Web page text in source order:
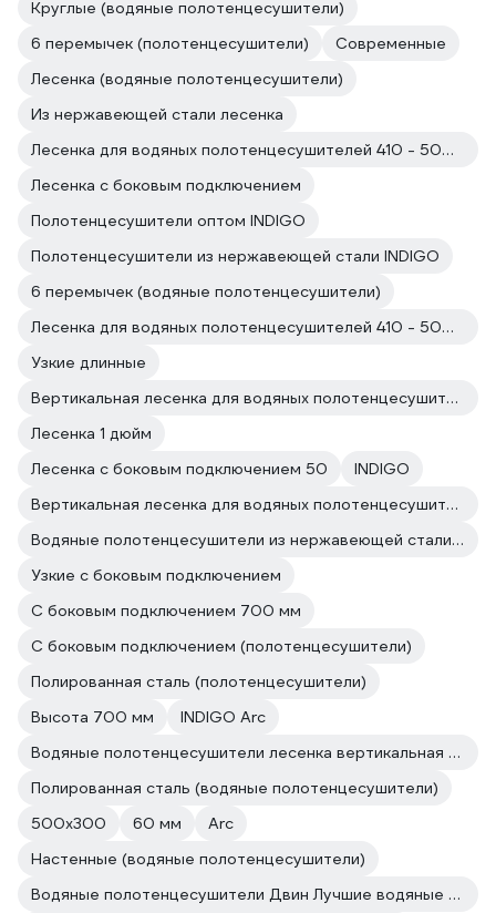
Круглые (водяные полотенцесушители)
6 перемычек (полотенцесушители)
Современные
Лесенка (водяные полотенцесушители)
Из нержавеющей стали лесенка
Лесенка для водяных полотенцесушителей 410 - 500 мм Без полки
Лесенка с боковым подключением
Полотенцесушители оптом INDIGO
Полотенцесушители из нержавеющей стали INDIGO
6 перемычек (водяные полотенцесушители)
Лесенка для водяных полотенцесушителей 410 - 500 мм Плоские
Узкие длинные
Вертикальная лесенка для водяных полотенцесушителей Настенные
Лесенка 1 дюйм
Лесенка с боковым подключением 50
INDIGO
Вертикальная лесенка для водяных полотенцесушителей Вертикальная установка
Водяные полотенцесушители из нержавеющей стали INDIGO
Узкие с боковым подключением
С боковым подключением 700 мм
С боковым подключением (полотенцесушители)
Полированная сталь (полотенцесушители)
Высота 700 мм
INDIGO Arc
Водяные полотенцесушители лесенка вертикальная установка
Полированная сталь (водяные полотенцесушители)
500х300
60 мм
Arc
Настенные (водяные полотенцесушители)
Водяные полотенцесушители Двин Лучшие водяные полотенцесушители